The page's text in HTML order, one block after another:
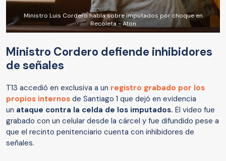
Ministro Luis Cordero habla sobre imputados por choque en
Recoleta - Aton
Ministro Cordero defiende inhibidores
de señales
T13 accedió en exclusiva a un registro grabado por los
propios internos de Santiago 1 que dejó en evidencia
un ataque contra la celda de los imputados. El video fue
grabado con un celular desde la cárcel y fue difundido pese a
que el recinto penitenciario cuenta con inhibidores de
señales.